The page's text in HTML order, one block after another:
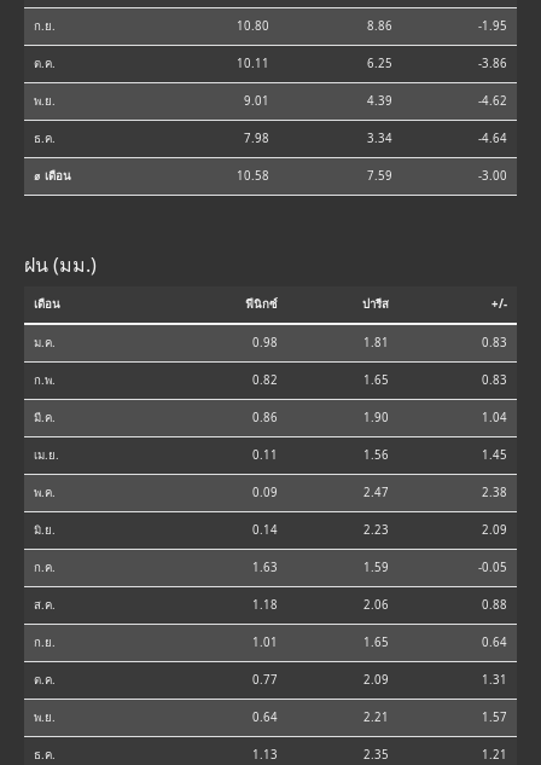
ก.ย. 10.80 8.86 -1.95
ต.ค. 10.11 6.25 -3.86
พ.ย. 9.01 4.39 -4.62
ธ.ค. 7.98 3.34 -4.64
⌀ เดือน 10.58 7.59 -3.00
ฝน (มม.)
เดือน ฟีนิกซ์ ปารีส +/-
ม.ค. 0.98 1.81 0.83
ก.พ. 0.82 1.65 0.83
มี.ค. 0.86 1.90 1.04
เม.ย. 0.11 1.56 1.45
พ.ค. 0.09 2.47 2.38
มิ.ย. 0.14 2.23 2.09
ก.ค. 1.63 1.59 -0.05
ส.ค. 1.18 2.06 0.88
ก.ย. 1.01 1.65 0.64
ต.ค. 0.77 2.09 1.31
พ.ย. 0.64 2.21 1.57
ธ.ค. 1.13 2.35 1.21